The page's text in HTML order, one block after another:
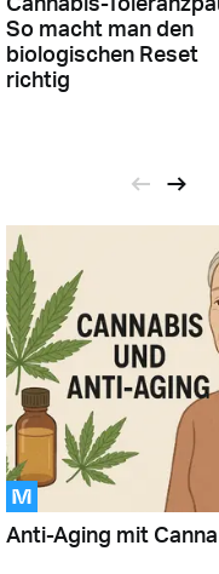
Cannabis-
So macht man den
biologischen Reset
richtig
M
Anti-Aging mit